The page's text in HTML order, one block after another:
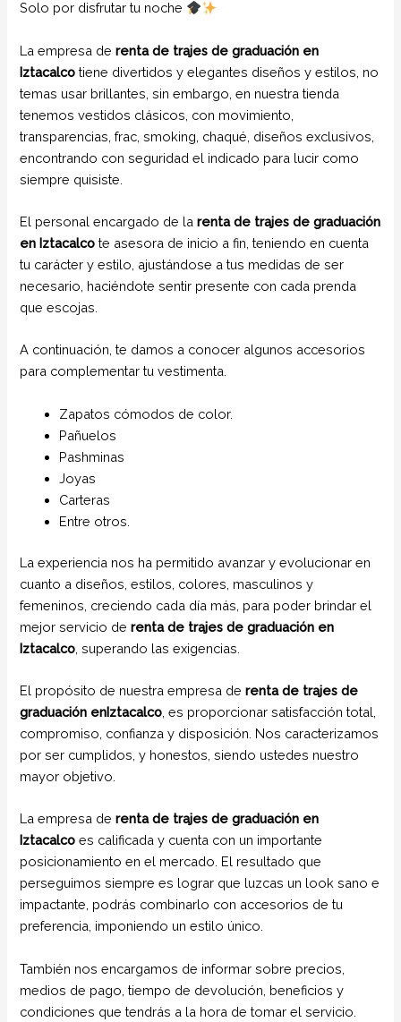
Solo por disfrutar tu noche
La empresa derenta de trajes de graduación en
Iztacalco tiene divertidos y elegantes diseños y estilos, no
temas usar brillantes, sin embargo, en nuestra tienda
tenemos vestidos clásicos, con movimiento,
transparencias, frac, smoking, chaqué, diseños exclusivos,
encontrando con seguridad el indicado para lucir como
siempre quisiste.
El personal encargado de la renta de trajes de graduación
en Iztacalco te asesora de inicio a fin, teniendo en cuenta
tu carácter y estilo, ajustándose a tus medidas de ser
necesario, haciéndote sentir presente con cada prenda
que escojas.
A continuación, te damos a conocer algunos accesorios
para complementar tu vestimenta.
Zapatos cómodos de color.
Pañuelos
Pashminas
Joyas
Carteras
Entre otros.
La experiencia nos ha permitido avanzar y evolucionar en
cuanto a diseños, estilos, colores, masculinos y
femeninos, creciendo cada día más, para poder brindar el
mejor servicio derenta de trajes de graduación en
Iztacalco , superando las exigencias.
El propósito de nuestra empresa derenta de trajes de
graduación enIztacalco , es proporcionar satisfacción total,
compromiso, confianza y disposición. Nos caracterizamos
por ser cumplidos, y honestos, siendo ustedes nuestro
mayor objetivo.
La empresa derenta de trajes de graduación en
Iztacalco es calificada y cuenta con un importante
posicionamiento en el mercado. El resultado que
perseguimos siempre es lograr que luzcas un look sano e
impactante, podrás combinarlo con accesorios de tu
preferencia, imponiendo un estilo único.
También nos encargamos de informar sobre precios,
medios de pago, tiempo de devolución, beneficios y
condiciones que tendrás a la hora de tomar el servicio.